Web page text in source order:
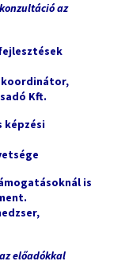
az
Kft.
képzési
is
előadókkal